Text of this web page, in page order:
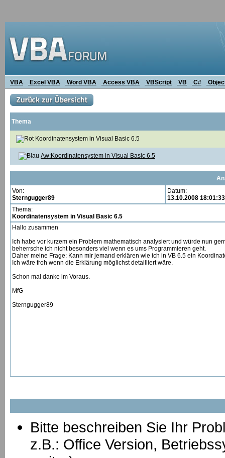
VBA Excel VBA Word VBA Access VBA VBScript VB C#
Thema
Koordinatensystem in Visual Basic 6.5
Aw:Koordinatensystem in Visual Basic 6.5
Von:
Sterngugger89
Datum:
13.10.2008 18:01:33
Thema:
Koordinatensystem in Visual Basic 6.5
Hallo zusammen
Ich habe vor kurzem ein Problem mathematisch analysiert und würde nun
beherrsche ich nicht besonders viel wenn es ums Programmieren geht.
Daher meine Frage: Kann mir jemand erklären wie ich in VB 6.5 ein
Ich wäre froh wenn die Erklärung möglichst detailliert wäre.
Schon mal danke im Voraus.
MfG
Sterngugger89
Bitte beschreiben Sie Ihr
z.B.: Office Version,